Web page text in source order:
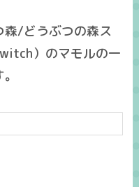
森/どうぶつの森ス
）のマモルの一